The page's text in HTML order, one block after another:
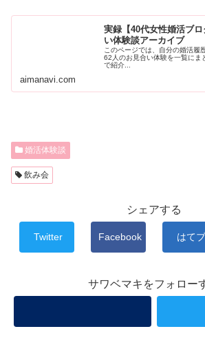
実録【40代女性婚活ブ
い体験談アーカイブ
このページでは、自分の婚活履
62人のお見合い体験を一覧にま
で紹介...
aimanavi.com
婚活体験談
飲み会
シェアする
Twitter Facebook はてブ
サワベマキをフォロー